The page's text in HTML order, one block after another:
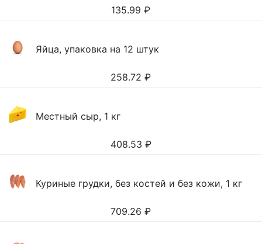
135.99 ₽
Яйца, упаковка на 12 штук
258.72 ₽
Местный сыр, 1 кг
408.53 ₽
Куриные грудки, без костей и без кожи, 1 кг
709.26 ₽